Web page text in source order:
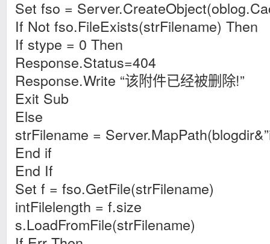
Set fso =
If Not fso.FileExists(strFilename) Then
If stype = 0 Then
Response.Status=404
Response.Write “该附件已经被删除!”
Exit Sub
Else
strFilename =
End if
End If
Set f = fso.GetFile(strFilename)
intFilelength = f.size
s.LoadFromFile(strFilename)